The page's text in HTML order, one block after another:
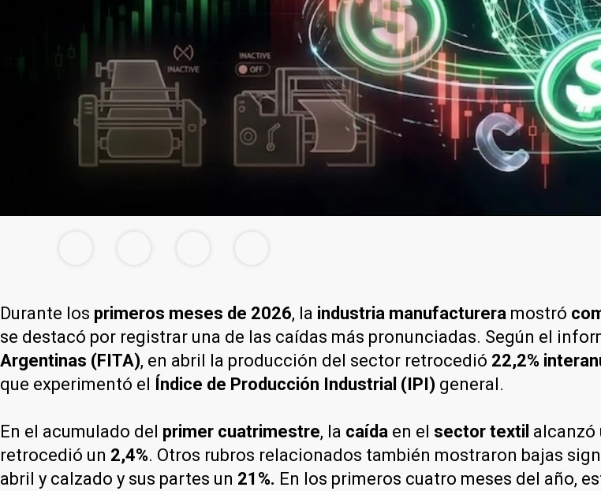
Durante los primeros meses de 2026, la industria manufacturera mostró
se destacó por registrar una de las caídas más pronunciadas. Según el
Argentinas (FITA), en abril la producción del sector retrocedió 22,2%
que experimentó el Índice de Producción Industrial (IPI) general.
En el acumulado del primer cuatrimestre, la caída en el sector textil alcanzó
retrocedió un 2,4%. Otros rubros relacionados también mostraron bajas
abril y calzado y sus partes un 21%. En los primeros cuatro meses del año,